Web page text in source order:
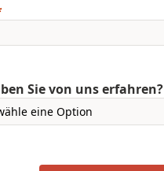
Sie von uns erfahren?